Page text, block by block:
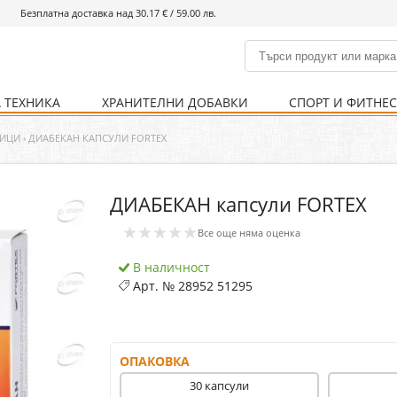
Безплатна доставка над 30.17 € / 59.00 лв.
% Хранителни добавки
Болно гърло
Кости и стави Нервна система
Храносмилателна
система
Хомеопатия
Инхалатори
ХРАНИТЕЛНИ ДОБАВКИ
Кости и стави
СПОРТ И ФИТНЕС
Храни и напитки
Детска козметика
Уреди
Хигиена на тялото
› ДИАБЕКАН КАПСУЛИ FORTEX
ДИАБЕКАН капсули FORTEX
★★★★★ Все още няма оценка
В наличност
Арт. № 28952 51295
ОПАКОВКА
30 капсули